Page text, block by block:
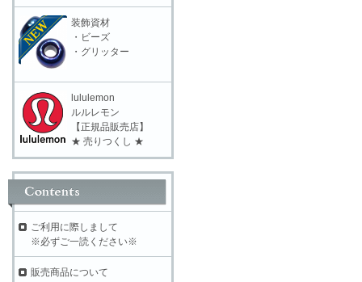
装飾資材
・ビーズ
・グリッター
lululemon
ルルレモン
【正規品販売店】
★ 売りつくし ★
ご利用に際しまして
※必ずご一読ください※
販売商品について